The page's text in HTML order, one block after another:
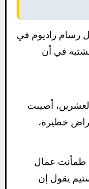
رسام راديوم في
يشتبه في أن
أصيبت
خطيرة،
طمأنت عمال
يقول إن